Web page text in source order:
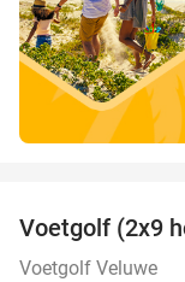
Voetgolf (2x9
Voetgolf Veluwe